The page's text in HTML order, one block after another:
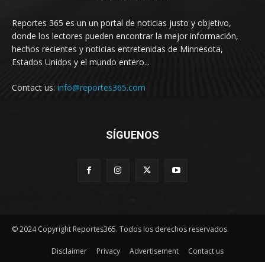
Reportes 365 es un un portal de noticias justo y objetivo,
donde los lectores pueden encontrar la mejor información,
hechos recientes y noticias entretenidas de Minnesota,
Estados Unidos y el mundo entero...
Contact us: info@reportes365.com
SÍGUENOS
© 2024 Copyright Reportes365. Todos los derechos reservados.
Disclaimer Privacy Advertisement Contact us